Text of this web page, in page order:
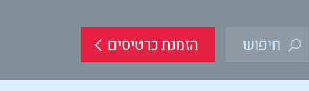
הזמנת כרטיסים